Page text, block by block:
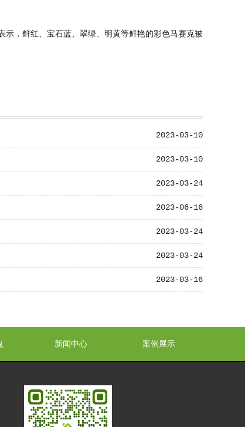
，鲜红、宝石蓝、翠绿、明黄等鲜艳的彩色马赛克被
2023-03-10
2023-03-10
2023-03-24
2023-06-16
2023-03-24
2023-03-24
2023-03-16
新闻中心 案例展示